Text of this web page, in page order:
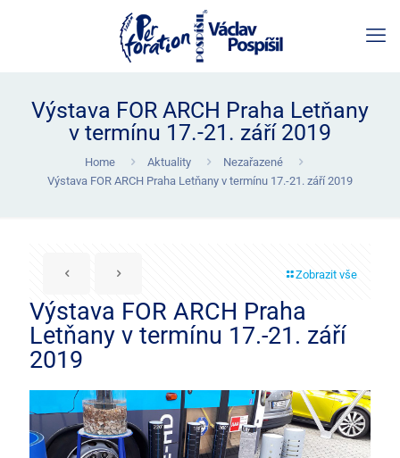
Výstava FOR ARCH Praha Letňany
v termínu 17.-21. září 2019
Home Aktuality
Nezařazené
Výstava FOR ARCH Praha Letňany v termínu 17.-21. září 2019
Zobrazit vše
Výstava FOR ARCH Praha
Letňany v termínu 17.-21. září
2019